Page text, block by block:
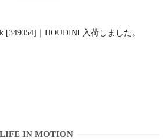
[349054]｜HOUDINI 入荷しました。
LIFE IN MOTION